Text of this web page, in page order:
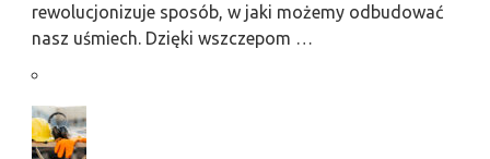
rewolucjonizuje sposób, w jaki możemy odbudować
nasz uśmiech. Dzięki wszczepom …